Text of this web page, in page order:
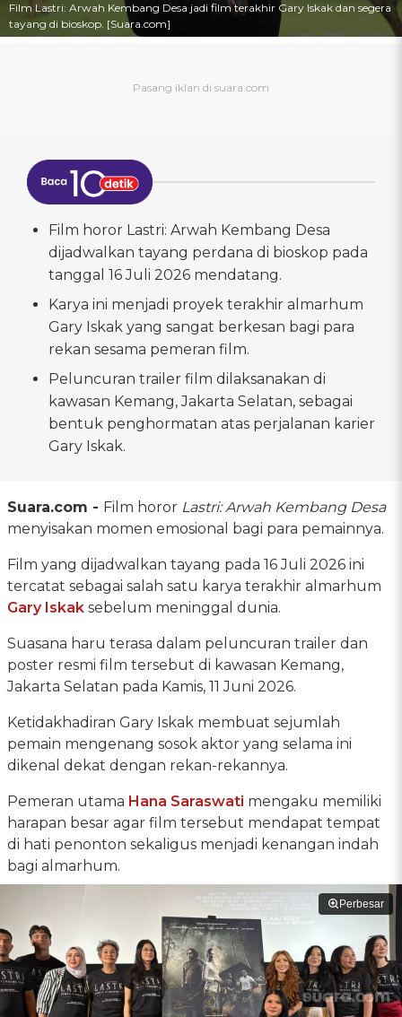
Film Lastri: Arwah Kembang Desa jadi film terakhir Gary Iskak dan segera
tayang di bioskop. [Suara.com]
Film horor Lastri: Arwah Kembang Desa
dijadwalkan tayang perdana di bioskop pada
tanggal 16 Juli 2026 mendatang.
Karya ini menjadi proyek terakhir almarhum
Gary Iskak yang sangat berkesan bagi para
rekan sesama pemeran film.
Peluncuran trailer film dilaksanakan di
kawasan Kemang, Jakarta Selatan, sebagai
bentuk penghormatan atas perjalanan karier
Gary Iskak.
Suara.com - Film horor Lastri: Arwah Kembang Desa
menyisakan momen emosional bagi para pemainnya.
Film yang dijadwalkan tayang pada 16 Juli 2026 ini
tercatat sebagai salah satu karya terakhir almarhum
Gary Iskak sebelum meninggal dunia.
Suasana haru terasa dalam peluncuran trailer dan
poster resmi film tersebut di kawasan Kemang,
Jakarta Selatan pada Kamis, 11 Juni 2026.
Ketidakhadiran Gary Iskak membuat sejumlah
pemain mengenang sosok aktor yang selama ini
dikenal dekat dengan rekan-rekannya.
Pemeran utama Hana Saraswati mengaku memiliki
harapan besar agar film tersebut mendapat tempat
di hati penonton sekaligus menjadi kenangan indah
bagi almarhum.
Perbesar